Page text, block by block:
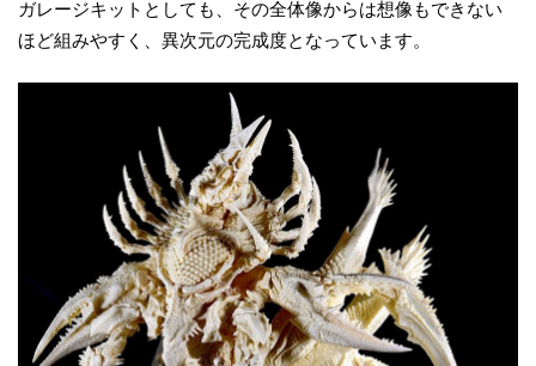
ガレージキットとしても、その全体像からは想像もできない
ほど組みやすく、異次元の完成度となっています。